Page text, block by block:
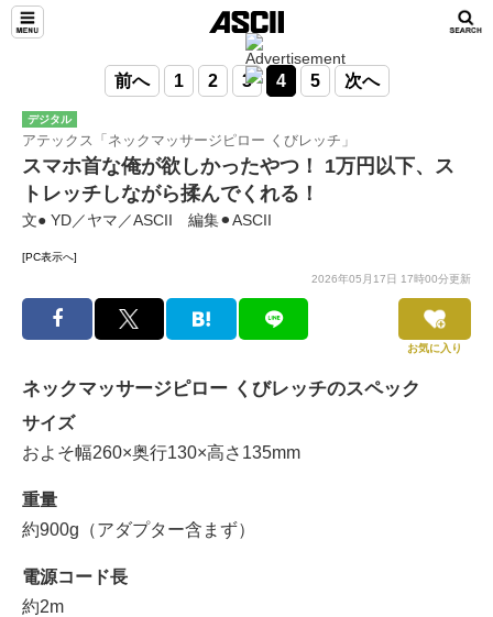
前へ 1 2 3 4 5 次へ
デジタル
アテックス「ネックマッサージピロー くびレッチ」
スマホ首な俺が欲しかったやつ！ 1万円以下、ス
トレッチしながら揉んでくれる！
文● YD／ヤマ／ASCII 編集⚫︎ASCII
[PC表示へ]
2026年05月17日 17時00分更新
お気に入り
ネックマッサージピロー くびレッチのスペック
サイズ
およそ幅260×奥行130×高さ135mm
重量
約900g（アダプター含まず）
電源コード長
約2m